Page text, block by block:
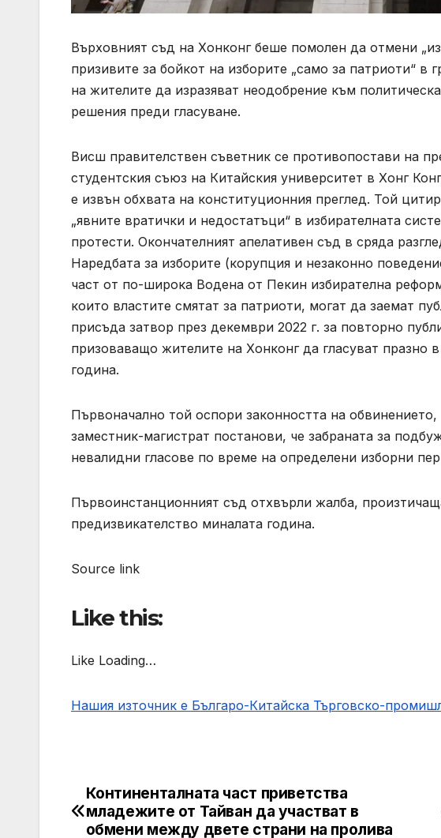
Върховният съд на Хонконг беше помолен да отмени
призивите за бойкот на изборите „само за патриоти“
на жителите да изразяват неодобрение към
решения преди гласуване.
Висш правителствен съветник се противопостави на
студентския съюз на Китайския университет в Хонг
е извън обхвата на конституционния преглед. Той
„явните вратички и недостатъци“ в избирателната
протести. Окончателният апелативен съд в сряда
Наредбата за изборите (корупция и незаконно
част от по-широка Водена от Пекин избирателна
които властите смятат за патриоти, могат да заемат
присъда затвор през декември 2022 г. за повторно
призоваващо жителите на Хонконг да гласуват празно
година.
Първоначално той оспори законността на
заместник-магистрат постанови, че забраната за
невалидни гласове по време на определени изборни
Първоинстанционният съд отхвърли жалба,
предизвикателство миналата година.
Source link
Like this:
Like Loading…
Нашия източник е Българо-Китайска Търговско-
Post
navigation
Континенталната част приветства
младежите от Тайван да участват в
обмени между двете страни на пролива